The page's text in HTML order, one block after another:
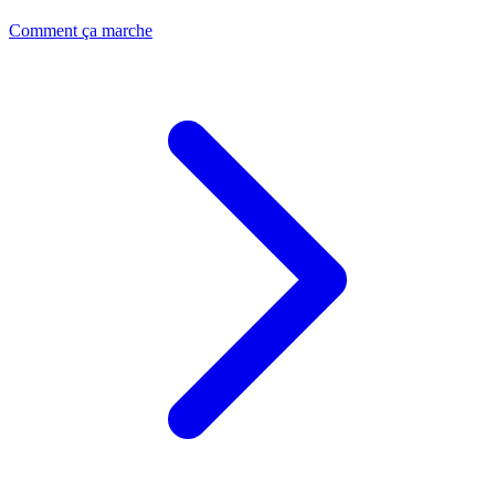
Comment ça marche